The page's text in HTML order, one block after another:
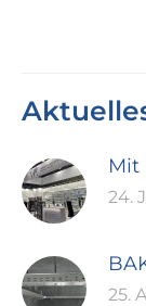
Mit
24.
25.